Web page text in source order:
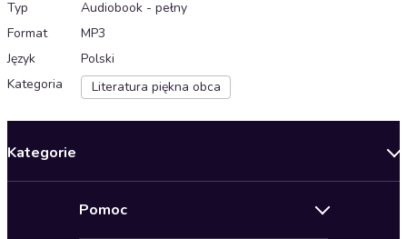
Typ
Audiobook - pełny
Format
MP3
Język
Polski
Kategoria
Literatura piękna obca
Kategorie
Pomoc